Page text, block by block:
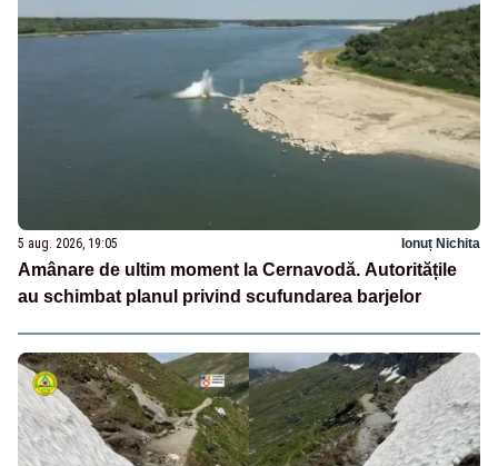
5 aug. 2026, 19:05 Ionuț Nichita
Amânare de ultim moment la Cernavodă. Autoritățile
au schimbat planul privind scufundarea barjelor